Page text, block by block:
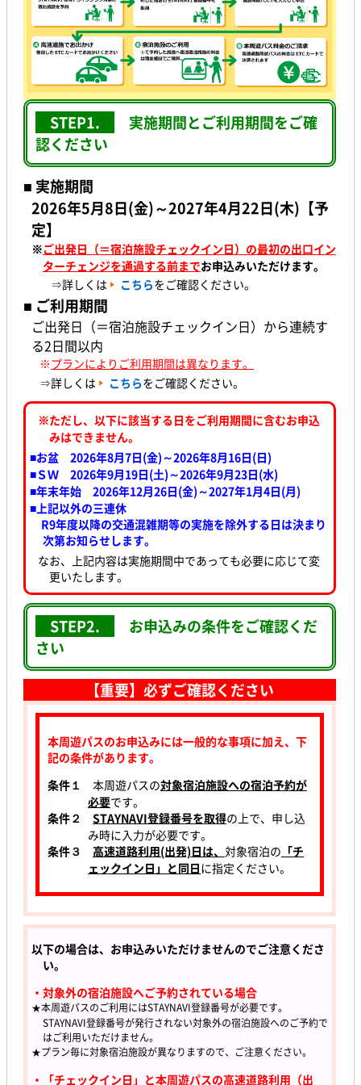
STEP1.
実施期間とご利用期間をご確
認ください
■ 実施期間
2026年5月8日(金)～2027年4月22日(木)【予
定】
※ご出発日（＝宿泊施設チェックイン日）の最初の出口イン
ターチェンジを通過する前までお申込みいただけます。
⇒詳しくは
こちらをご確認ください。
■ ご利用期間
ご出発日（＝宿泊施設チェックイン日）から連続す
る2日間以内
※プランによりご利用期間は異なります。
⇒詳しくは
こちらをご確認ください。
※ただし、以下に該当する日をご利用期間に含むお申込
みはできません。
■お盆 2026年8月7日(金)～2026年8月16日(日)
■ＳＷ 2026年9月19日(土)～2026年9月23日(水)
■年末年始 2026年12月26日(金)～2027年1月4日(月)
■上記以外の三連休
R9年度以降の交通混雑期等の実施を除外する日は決まり
次第お知らせします。
なお、上記内容は実施期間中であっても必要に応じて変
更いたします。
STEP2.
お申込みの条件をご確認くだ
さい
【重要】必ずご確認ください
本周遊パスのお申込みには一般的な事項に加え、下
記の条件があります。
条件１
本周遊パスの対象宿泊施設への宿泊予約が
必要です。
条件２
STAYNAVI登録番号を取得の上で、申し込
み時に入力が必要です。
条件３
高速道路利用(出発)日は、 対象宿泊の 「チ
ェックイン日」と同日に指定ください。
以下の場合は、お申込みいただけませんのでご注意くださ
い。
・対象外の宿泊施設へご予約されている場合
★本周遊パスのご利用にはSTAYNAVI登録番号が必要です。
STAYNAVI登録番号が発行されない対象外の宿泊施設へのご予約で
はご利用いただけません。
★プラン毎に対象宿泊施設が異なりますので、ご注意ください。
・「チェックイン日」と本周遊パスの高速道路利用（出